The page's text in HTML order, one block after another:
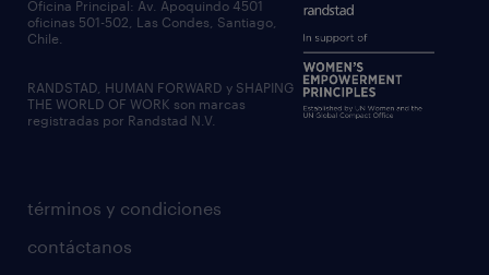
términos y condiciones
contáctanos
Oficina Principal: Av. Apoquindo 4501
oficinas 501-502, Las Condes, Santiago,
Chile.
RANDSTAD, HUMAN FORWARD y SHAPING
THE WORLD OF WORK son marcas
registradas por Randstad N.V.